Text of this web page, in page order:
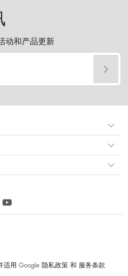
动和产品更新
适用 Google 隐私政策 和 服务条款